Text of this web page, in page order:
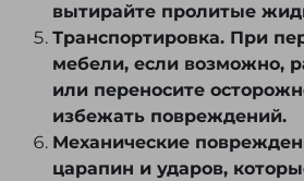
вытирайте пролитые
Транспортировка. При
мебели, если возможно,
или переносите
избежать повреждений.
Механические
царапин и ударов,